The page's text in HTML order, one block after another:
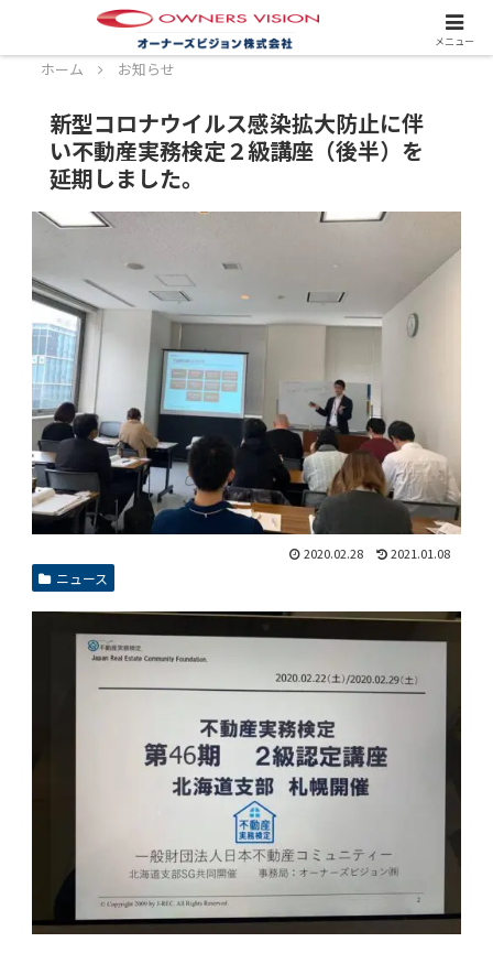
スタッフ募集中！詳しくはこちら！
ホーム お知らせ
新型コロナウイルス感染拡大防止に伴
い不動産実務検定２級講座（後半）を
延期しました。
2020.02.28 2021.01.08
ニュース
メニュー